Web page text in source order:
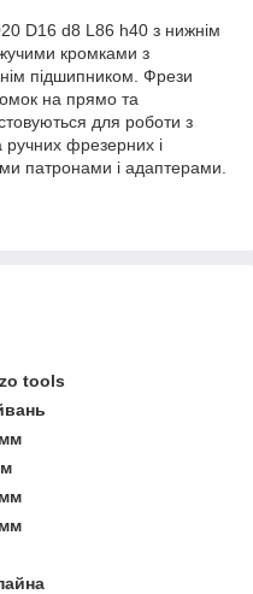
D16 d8 L86 h40 з нижнім
кромками з
підшипником. Фрези
на прямо та
для роботи з
фрезерних і
патронами і адаптерами.
tools